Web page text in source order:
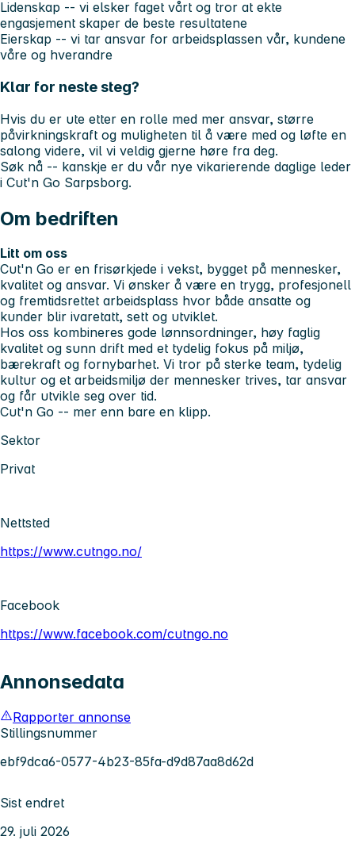
Lidenskap -- vi elsker faget vårt og tror at ekte
engasjement skaper de beste resultatene
Eierskap -- vi tar ansvar for arbeidsplassen vår, kundene
våre og hverandre
Klar for neste steg?
Hvis du er ute etter en rolle med mer ansvar, større
påvirkningskraft og muligheten til å være med og løfte en
salong videre, vil vi veldig gjerne høre fra deg.
Søk nå -- kanskje er du vår nye vikarierende daglige leder
i Cut'n Go Sarpsborg.
Om bedriften
Litt om oss
Cut'n Go er en frisørkjede i vekst, bygget på mennesker,
kvalitet og ansvar. Vi ønsker å være en trygg, profesjonell
og fremtidsrettet arbeidsplass hvor både ansatte og
kunder blir ivaretatt, sett og utviklet.
Hos oss kombineres gode lønnsordninger, høy faglig
kvalitet og sunn drift med et tydelig fokus på miljø,
bærekraft og fornybarhet. Vi tror på sterke team, tydelig
kultur og et arbeidsmiljø der mennesker trives, tar ansvar
og får utvikle seg over tid.
Cut'n Go -- mer enn bare en klipp.
Sektor
Privat
Nettsted
https://www.cutngo.no/
Facebook
https://www.facebook.com/cutngo.no
Annonsedata
Rapporter annonse
Stillingsnummer
ebf9dca6-0577-4b23-85fa-d9d87aa8d62d
Sist endret
29. juli 2026